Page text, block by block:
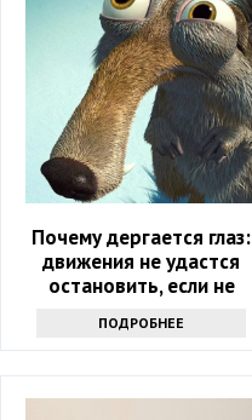
Почему дергается глаз:
движения не удастся
остановить, если не
ПОДРОБНЕЕ